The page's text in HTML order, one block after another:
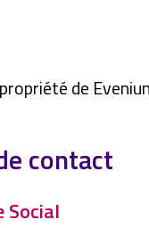
de
contact
Social